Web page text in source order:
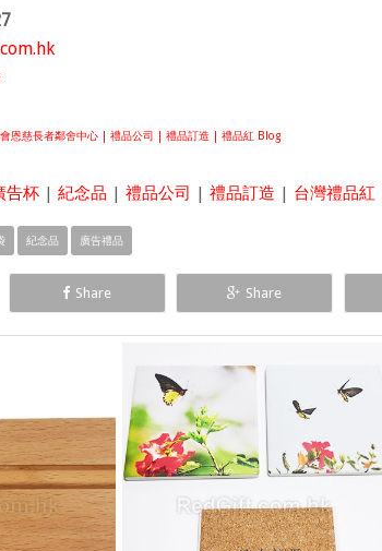
恩慈長者鄰舍中心 | 禮品公司 | 禮品訂造 | 禮品紅 Blog
告杯 | 紀念品 | 禮品公司 | 禮品訂造 | 台灣禮品紅
紀念品 廣告禮品
Share Share